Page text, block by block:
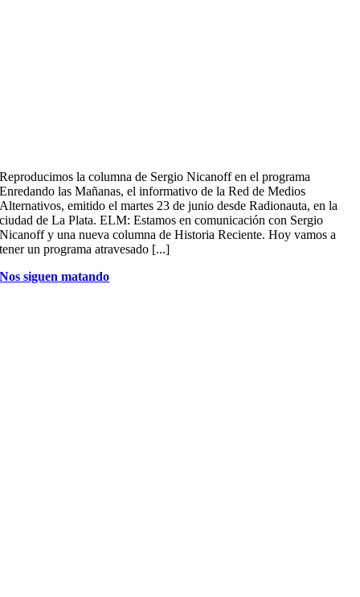
Reproducimos la columna de Sergio Nicanoff en el programa
Enredando las Mañanas, el informativo de la Red de Medios
Alternativos, emitido el martes 23 de junio desde Radionauta, en la
ciudad de La Plata. ELM: Estamos en comunicación con Sergio
Nicanoff y una nueva columna de Historia Reciente. Hoy vamos a
tener un programa atravesado [...]
Nos siguen matando